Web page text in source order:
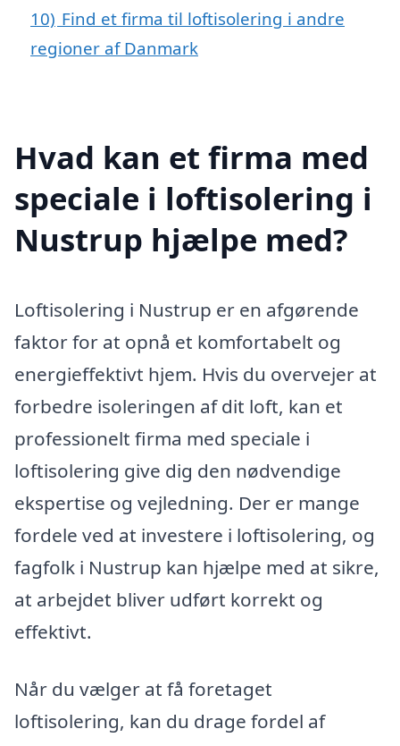
10) Find et firma til loftisolering i andre
regioner af Danmark
Hvad kan et firma med
speciale i loftisolering i
Nustrup hjælpe med?
Loftisolering i Nustrup er en afgørende
faktor for at opnå et komfortabelt og
energieffektivt hjem. Hvis du overvejer at
forbedre isoleringen af dit loft, kan et
professionelt firma med speciale i
loftisolering give dig den nødvendige
ekspertise og vejledning. Der er mange
fordele ved at investere i loftisolering, og
fagfolk i Nustrup kan hjælpe med at sikre,
at arbejdet bliver udført korrekt og
effektivt.
Når du vælger at få foretaget
loftisolering, kan du drage fordel af